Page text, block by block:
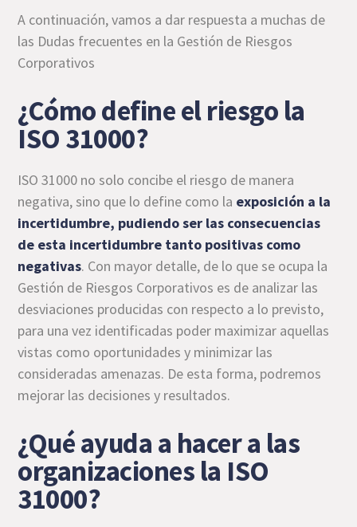
A continuación, vamos a dar respuesta a muchas de
las Dudas frecuentes en la Gestión de Riesgos
Corporativos
¿Cómo define el riesgo la
ISO 31000?
ISO 31000 no solo concibe el riesgo de manera
negativa, sino que lo define como la exposición a la
incertidumbre, pudiendo ser las consecuencias
de esta incertidumbre tanto positivas como
negativas. Con mayor detalle, de lo que se ocupa la
Gestión de Riesgos Corporativos es de analizar las
desviaciones producidas con respecto a lo previsto,
para una vez identificadas poder maximizar aquellas
vistas como oportunidades y minimizar las
consideradas amenazas. De esta forma, podremos
mejorar las decisiones y resultados.
¿Qué ayuda a hacer a las
organizaciones la ISO
31000?